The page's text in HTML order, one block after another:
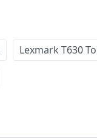
Lexmark T630